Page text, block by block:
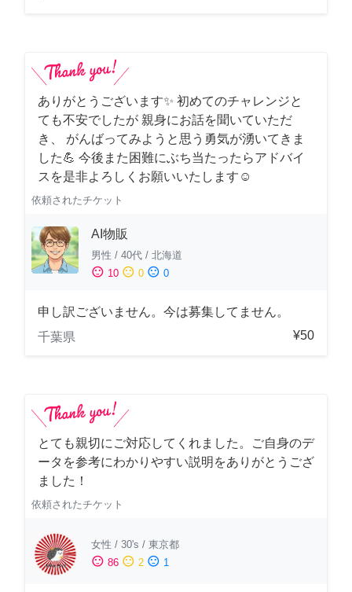
ありがとうございます✨ 初めてのチャレンジと
ても不安でしたが 親身にお話を聞いていただ
き、 がんばってみようと思う勇気が湧いてきま
した💪 今後また困難にぶち当たったらアドバイ
スを是非よろしくお願いいたします☺️
依頼されたチケット
AI物販
男性 / 40代 / 北海道
sentiment_satisfied 10 sentiment_neutral 0 sentiment_dissatisfied 0
申し訳ございません。今は募集してません。
千葉県
¥50
とても親切にご対応してくれました。ご自身のデ
ータを参考にわかりやすい説明をありがとうござ
ました！
依頼されたチケット
女性 / 30's / 東京都
sentiment_satisfied 86 sentiment_neutral 2 sentiment_dissatisfied 1